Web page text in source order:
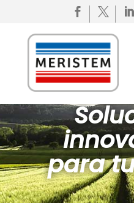
  
para